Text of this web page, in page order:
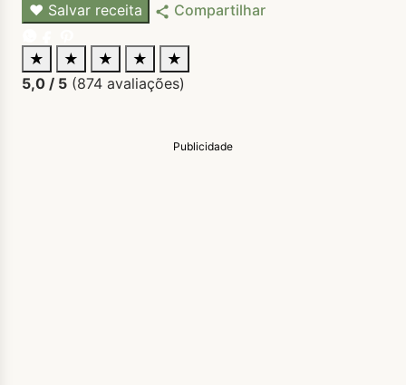
♥ Salvar receita Compartilhar
★ ★ ★ ★
★
5,0 / 5 (874 avaliações)
Publicidade